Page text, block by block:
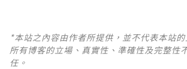
*本站之內容由作者所提供，並不代表本站
所有博客的立場、真實性、準確性及完整性
任。